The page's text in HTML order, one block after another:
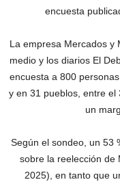
encuesta
La empresa Mercados y
medio y los diarios El
encuesta a 800
y en 31 pueblos, entre el
un
Según el sondeo, un 53
sobre la reelección de
2025), en tanto que